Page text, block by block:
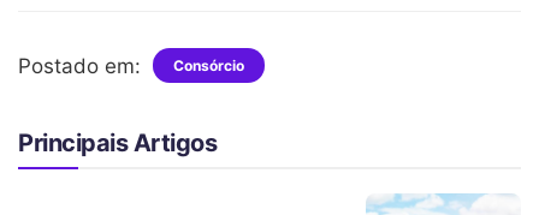
Postado em: Consórcio
Principais Artigos